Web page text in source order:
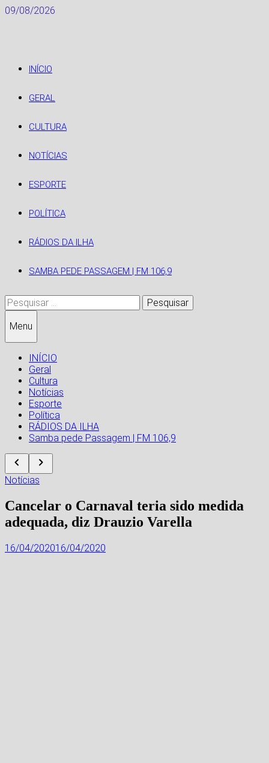
Skip
09/08/2026
INÍCIO
GERAL
CULTURA
NOTÍCIAS
ESPORTE
POLÍTICA
RÁDIOS DA ILHA
SAMBA PEDE PASSAGEM | FM 106,9
Pesquisar
por:
Menu
INÍCIO
Geral
Cultura
Notícias
Esporte
Política
RÁDIOS DA ILHA
Samba pede Passagem | FM 106,9
Notícias
Cancelar o Carnaval teria sido medida
adequada, diz Drauzio Varella
16/04/202016/04/2020